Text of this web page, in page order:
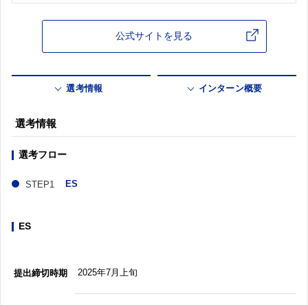
公式サイトを見る
選考情報 インターン概要
選考情報
選考フロー
ES
ES
提出締切時期 2025年7月上旬